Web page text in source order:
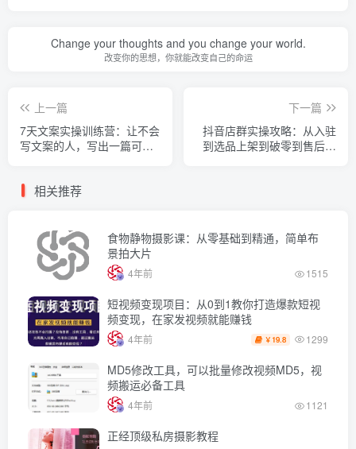
Change your thoughts and you change your world.
改变你的思想，你就能改变自己的命运
上一篇
7天文案实操训练营：让不会
写文案的人，写出一篇可传
下一篇
抖音店群实操攻略：从入驻
到选品上架到破零到售后详
相关推荐
食物静物摄影课：从零基础到精通，简单布
景拍大片
4年前 1515
短视频变现项目：从0到1教你打造爆款短视
频变现，在家发视频就能赚钱
4年前 ￥ 19.8 1299
MD5修改工具，可以批量修改视频MD5，视
频搬运必备工具
4年前 1121
正经顶级私房摄影教程